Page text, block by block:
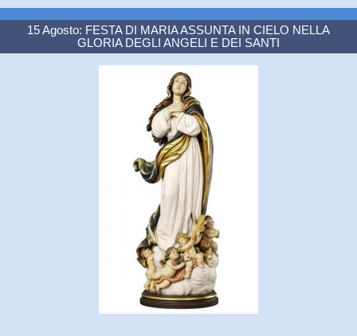
15 Agosto: FESTA DI MARIA ASSUNTA IN CIELO NELLA
GLORIA DEGLI ANGELI E DEI SANTI